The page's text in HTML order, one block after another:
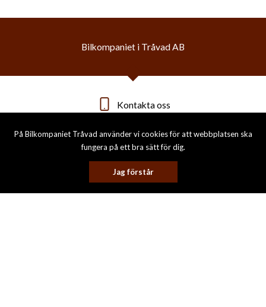
På Bilkompaniet Tråvad använder vi cookies för att webbplatsen ska
fungera på ett bra sätt för dig.
Jag förstår
Bilkompaniet i Tråvad AB
Kontakta oss
+46 (0)512 - 711 11
info@bilkompaniet.eu